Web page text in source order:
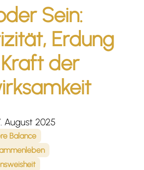
Sein:
Erdung
der
August 2025
Balance